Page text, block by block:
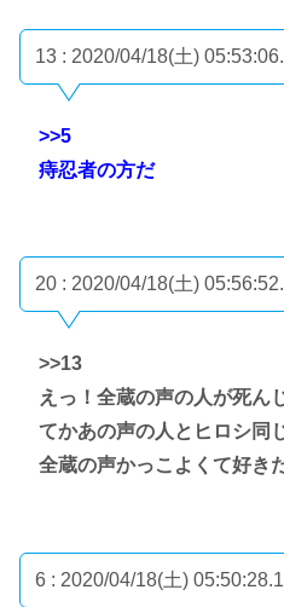
13 : 2020/04/18(土)
>>5
痔忍者の方だ
20 : 2020/04/18(土)
>>13
えっ！全蔵の声の人が死ん
てかあの声の人とヒロシ同
全蔵の声かっこよくて好き
6 : 2020/04/18(土)